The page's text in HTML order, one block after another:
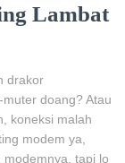
Lambat
drakor
doang? Atau
koneksi malah
modem ya,
tapi lo